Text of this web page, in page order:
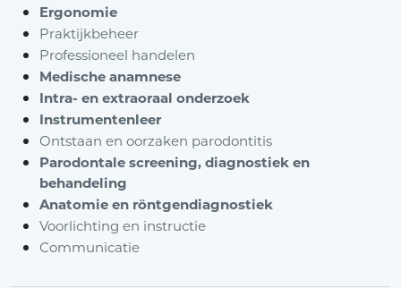
Ergonomie
Praktijkbeheer
Professioneel handelen
Medische anamnese
Intra- en extraoraal onderzoek
Instrumentenleer
Ontstaan en oorzaken parodontitis
Parodontale screening, diagnostiek en
behandeling
Anatomie en röntgendiagnostiek
Voorlichting en instructie
Communicatie